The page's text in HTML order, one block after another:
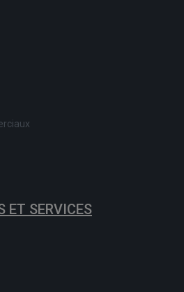
ET SERVICES